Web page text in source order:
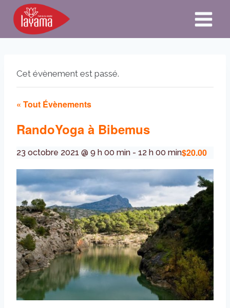
Aller
contenu
Cet évènement est passé.
« Tout Évènements
RandoYoga à Bibemus
23 octobre 2021 @ 9 h 00 min - 12 h 00 min$20.00